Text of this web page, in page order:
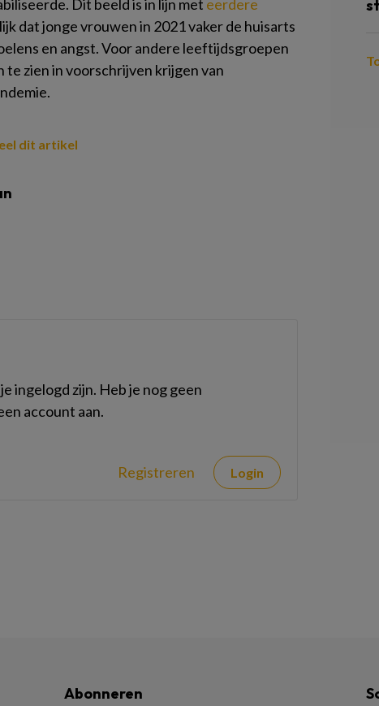
Dit beeld is in lijn met eerdere
dat jonge vrouwen in 2021 vaker de huisarts
en angst. Voor andere leeftijdsgroepen
zien in voorschrijven krijgen van
dit artikel
ingelogd zijn. Heb je nog geen
account aan.
Registreren Login
Abonneren